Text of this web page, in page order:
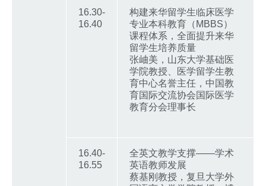
16.30-
16.40
构建来华留学生临床医学
专业本科教育（MBBS）
课程体系，全面提升来华
留学生培养质量
张岫美，山东大学基础医
学院教授、医学留学生教
育中心名誉主任，中国教
育国际交流协会国际医学
教育分会理事长
16.40-
16.55
全英文教学支撑——学术
英语教师发展
蔡基刚教授，复旦大学外